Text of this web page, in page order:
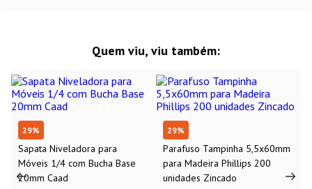
Quem viu, viu também:
29%
Sapata Niveladora para
Móveis 1/4 com Bucha Base
20mm Caad
29%
Parafuso Tampinha 5,5x60mm
para Madeira Phillips 200
unidades Zincado